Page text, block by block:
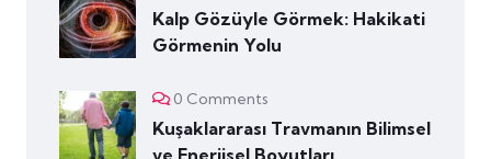
Kalp Gözüyle Görmek: Hakikati
Görmenin Yolu
0 Comments
Kuşaklararası Travmanın Bilimsel